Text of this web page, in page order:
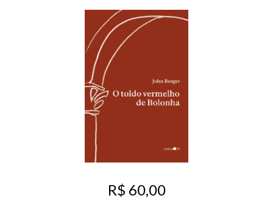
R$ 60,00